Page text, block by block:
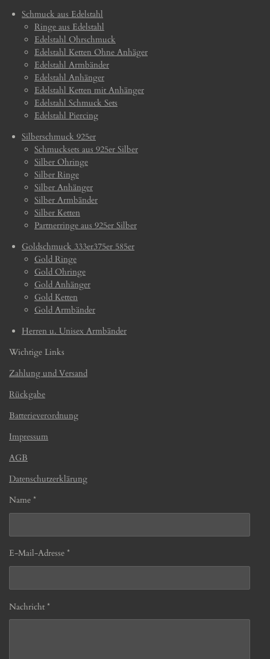
Schmuck aus Edelstahl
Ringe aus Edelstahl
Edelstahl Ohrschmuck
Edelstahl Ketten Ohne Anhäger
Edelstahl Armbänder
Edelstahl Anhänger
Edelstahl Ketten mit Anhänger
Edelstahl Schmuck Sets
Edelstahl Piercing
Silberschmuck 925er
Schmucksets aus 925er Silber
Silber Ohringe
Silber Ringe
Silber Anhänger
Silber Armbänder
Silber Ketten
Partnerringe aus 925er Silber
Goldschmuck 333er375er 585er
Gold Ringe
Gold Ohringe
Gold Anhänger
Gold Ketten
Gold Armbänder
Herren u. Unisex Armbänder
Wichtige Links
Zahlung und Versand
Rückgabe
Batterieverordnung
Impressum
AGB
Datenschutzerklärung
Name *
E-Mail-Adresse *
Nachricht *